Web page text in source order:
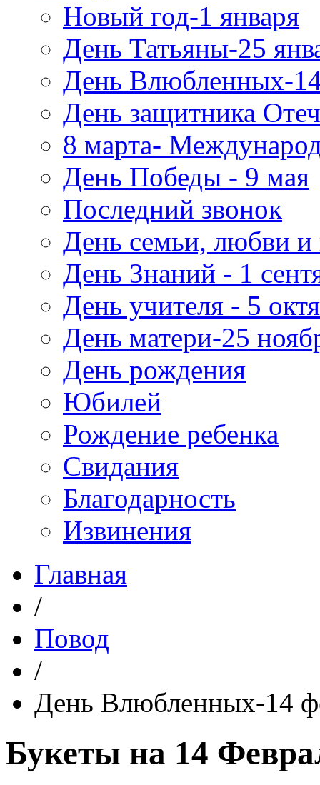
Новый год-1 января
День Татьяны-25
День Влюбленных-
День защитника
8 марта-
День Победы - 9 мая
Последний звонок
День семьи, любви и
День Знаний - 1
День учителя - 5
День матери-25
День рождения
Юбилей
Рождение ребенка
Свидания
Благодарность
Извинения
Главная
/
Повод
/
День Влюбленных-14
Букеты на 14